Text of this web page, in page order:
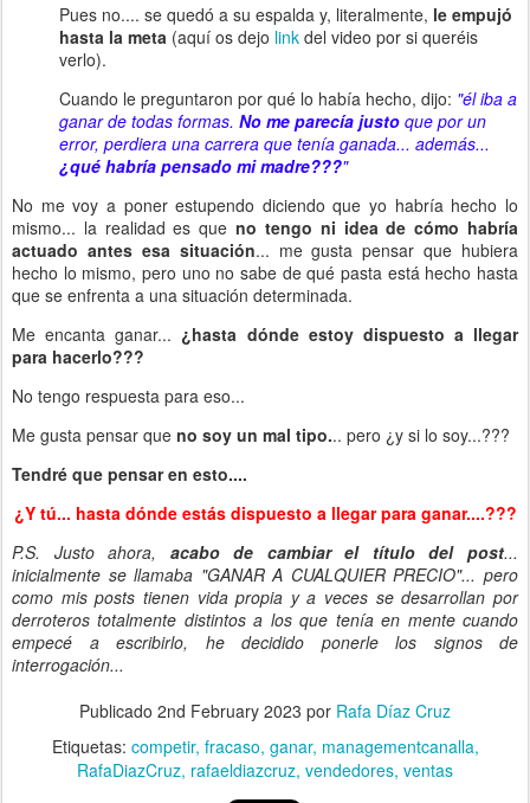
Pues no.... se quedó a su espalda y, literalmente, le empujó
hasta la meta (aquí os dejo link del video por si queréis
verlo).
Cuando le preguntaron por qué lo había hecho, dijo: "él iba a
ganar de todas formas. No me parecía justo que por un
error, perdiera una carrera que tenía ganada... además...
¿qué habría pensado mi madre???"
No me voy a poner estupendo diciendo que yo habría hecho lo
mismo... la realidad es queno tengo ni idea de cómo habría
actuado antes esa situación... me gusta pensar que hubiera
hecho lo mismo, pero uno no sabe de qué pasta está hecho hasta
que se enfrenta a una situación determinada.
Me encanta ganar... ¿hasta dónde estoy dispuesto a llegar
para hacerlo???
No tengo respuesta para eso...
Me gusta pensar que no soy un mal tipo... pero ¿y si lo soy...???
Tendré que pensar en esto....
¿Y tú... hasta dónde estás dispuesto a llegar para ganar....???
P.S. Justo ahora, acabo de cambiar el título del post...
inicialmente se llamaba "GANAR A CUALQUIER PRECIO"... pero
como mis posts tienen vida propia y a veces se desarrollan por
derroteros totalmente distintos a los que tenía en mente cuando
empecé a escribirlo, he decidido ponerle los signos de
interrogación...
Publicado 2nd February 2023 por Rafa Díaz Cruz
Etiquetas: competir fracaso ganar managementcanalla
RafaDiazCruz rafaeldiazcruz vendedores ventas